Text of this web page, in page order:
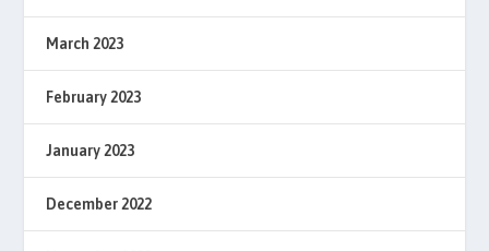
March 2023
February 2023
January 2023
December 2022